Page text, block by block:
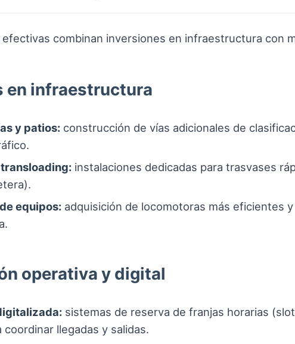
efectivas combinan inversiones en infraestructura con
en infraestructura
y patios: construcción de vías adicionales de
instalaciones dedicadas para trasvases
equipos: adquisición de locomotoras más eficientes
operativa y digital
sistemas de reserva de franjas horarias
llegadas y salidas.